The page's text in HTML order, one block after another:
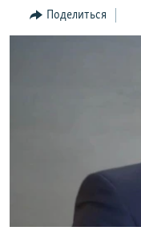
Вернутся
МИГРАНТ МЕДИА
Поделиться